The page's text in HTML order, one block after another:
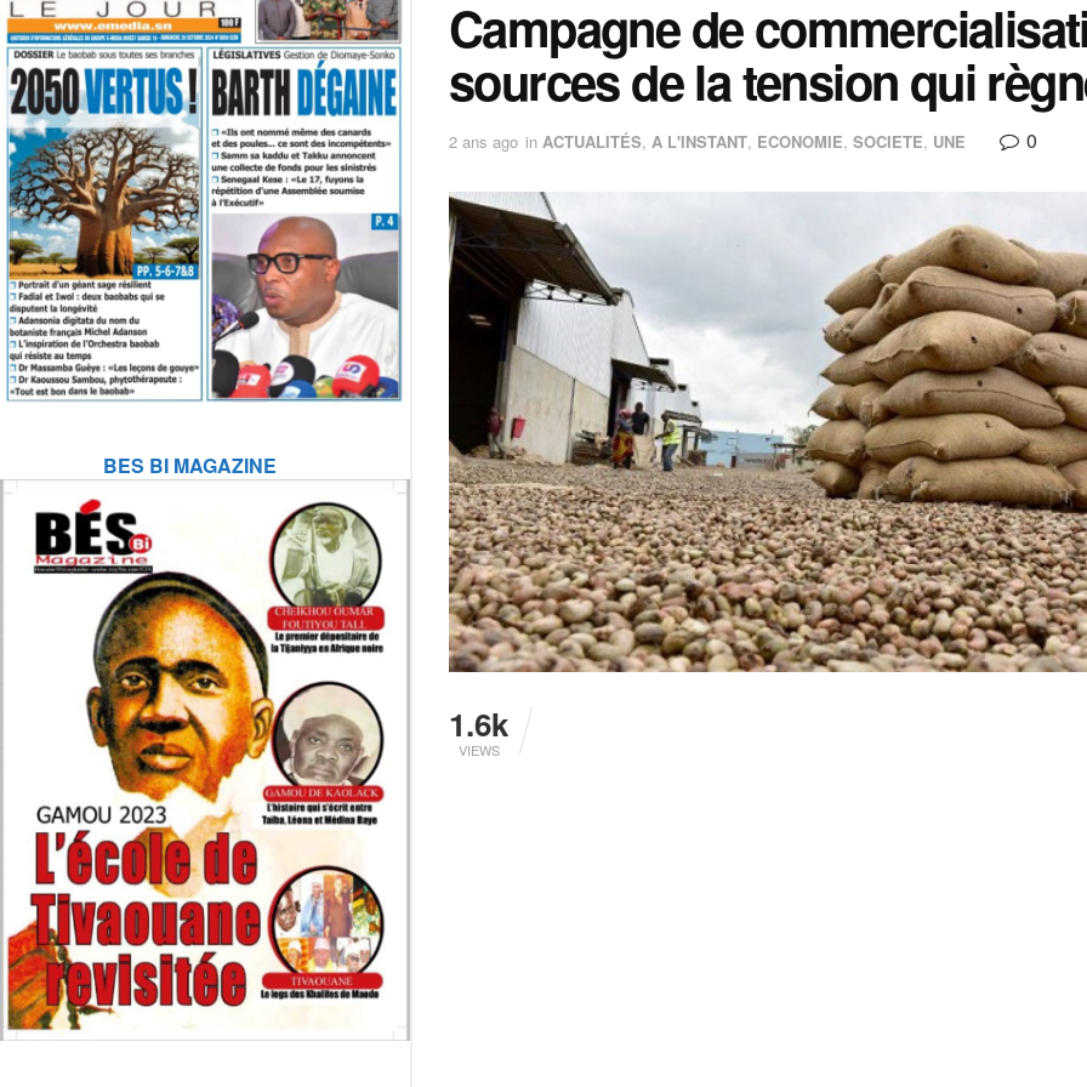
BES BI MAGAZINE
Campagne de
sources de la tension qui
2 ans ago in ACTUALITÉS, A L'INSTANT, ECONOMIE, SOCIETE, UNE 0
1.6k
VIEWS